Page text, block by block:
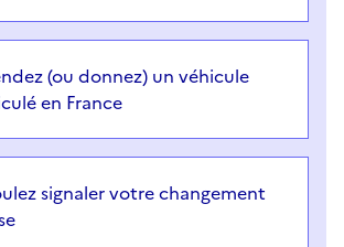
(ou donnez) un véhicule
en France
signaler votre changement